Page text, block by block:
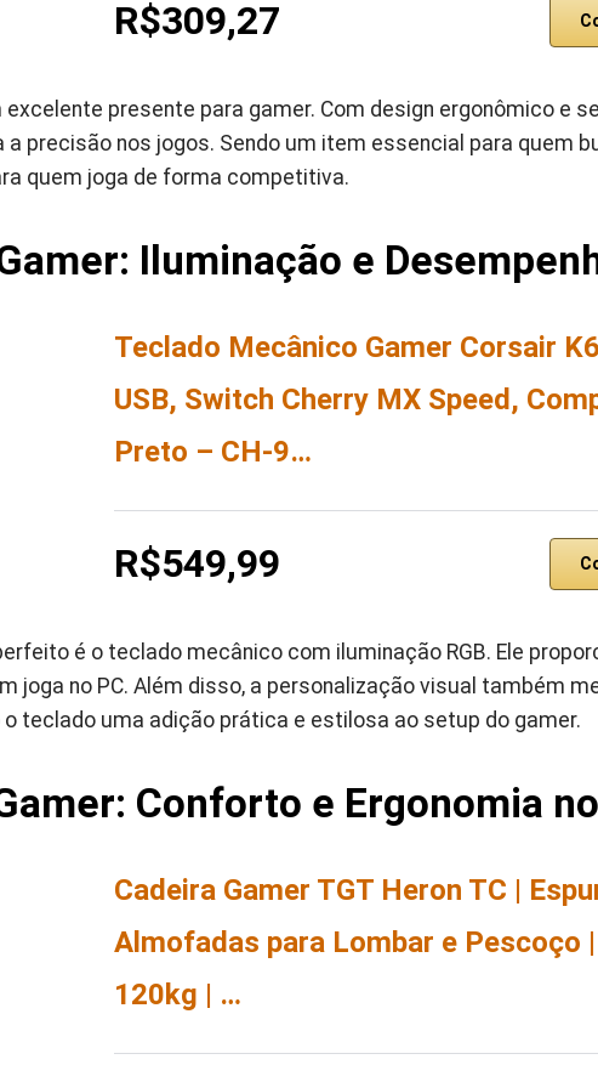
R$309,27
excelente presente para gamer. Com design ergonômico e
a precisão nos jogos. Sendo um item essencial para quem
quem joga de forma competitiva.
Iluminação e
Teclado Mecânico Gamer Corsair
USB, Switch Cherry MX Speed,
Preto – CH-9…
R$549,99
é o teclado mecânico com iluminação RGB. Ele
joga no PC. Além disso, a personalização visual também
o teclado uma adição prática e estilosa ao setup do gamer.
Conforto e Ergonomia
Cadeira Gamer TGT Heron TC |
Almofadas para Lombar e Pescoço
120kg | …